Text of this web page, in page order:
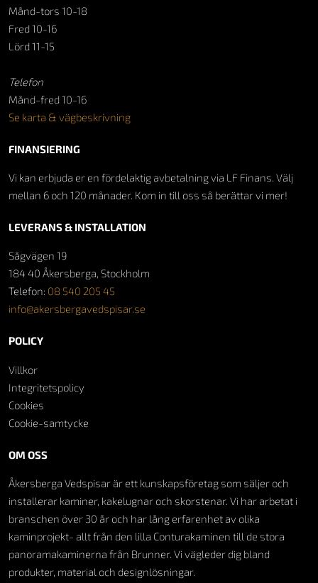
OM OSS
Åkersberga Vedspisar är ett kunskapsföretag som säljer och
installerar kaminer, kakelugnar och skorstenar. Vi har arbetat i
branschen över 30 år och har lång erfarenhet av olika
kaminprojekt- allt från den lilla Conturakaminen till de stora
panoramakaminerna från Brunner. Vi vägleder dig bland
produkter, material och designlösningar.
Månd-tors 10-18
Fred 10-16
Lörd 11-15
Telefon
Månd-fred 10-16
Se karta & vägbeskrivning
FINANSIERING
Vi kan erbjuda er en fördelaktig avbetalning via LF Finans. Välj
mellan 6 och 120 månader. Kom in till oss så berättar vi mer!
LEVERANS & INSTALLATION
Sågvägen 19
184 40 Åkersberga, Stockholm
Telefon: 08 540 205 45
info@akersbergavedspisar.se
POLICY
Villkor
Integritetspolicy
Cookies
Cookie-samtycke